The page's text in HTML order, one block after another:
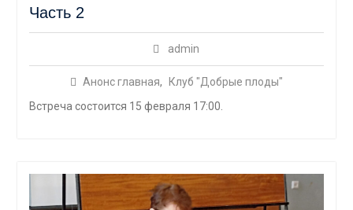
Часть 2
admin
Анонс главная,
Клуб "Добрые плоды"
Встреча состоится 15 февраля 17:00.